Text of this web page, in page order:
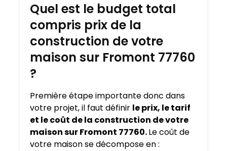
Quel est le budget total
compris prix de la
construction de votre
maison sur Fromont 77760
?
Première étape importante donc dans
votre projet, il faut définir le prix, le tarif
et le coût de la construction de votre
maison sur Fromont 77760.Le coût de
votre maison se décompose en :